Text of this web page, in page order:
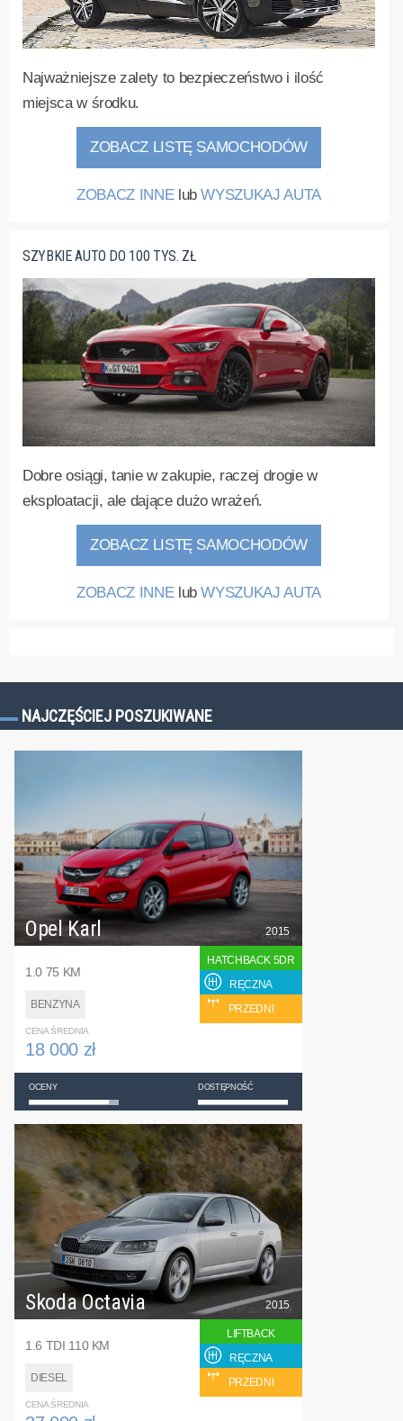
Najważniejsze zalety to bezpieczeństwo i ilość
miejsca w środku.
ZOBACZ LISTĘ SAMOCHODÓW
ZOBACZ INNElubWYSZUKAJ AUTA
SZYBKIE AUTO DO 100 TYS. ZŁ
Dobre osiągi, tanie w zakupie, raczej drogie w
eksploatacji, ale dające dużo wrażeń.
ZOBACZ LISTĘ SAMOCHODÓW
ZOBACZ INNElubWYSZUKAJ AUTA
NAJCZĘŚCIEJ POSZUKIWANE
Opel Karl
1.0 75 KM
BENZYNA
2015
HATCHBACK 5DR
RĘCZNA
PRZEDNI
CENA ŚREDNIA
18 000 zł
OCENY DOSTĘPNOŚĆ
Skoda Octavia
1.6 TDI 110 KM
DIESEL
2015
LIFTBACK
RĘCZNA
PRZEDNI
CENA ŚREDNIA